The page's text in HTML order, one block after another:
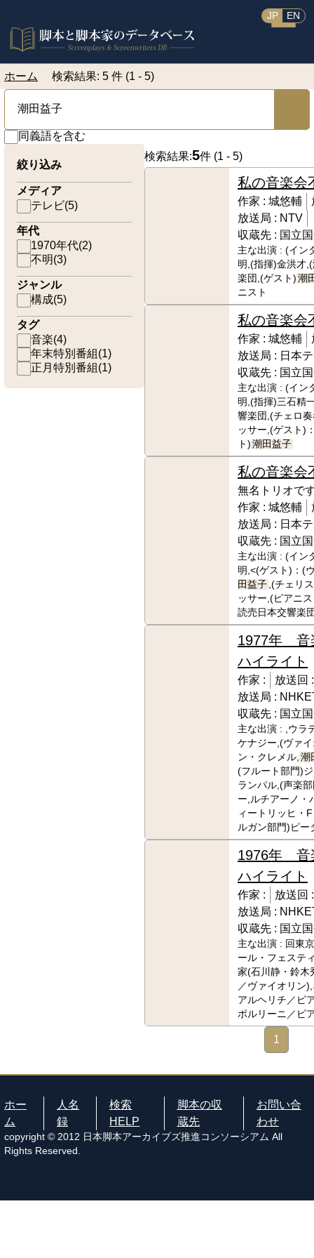
JP EN
ホーム 検索結果: 5 件 (1 - 5)
同義語を含む
絞り込み
メディア
テレビ(5)
年代
1970年代(2)
不明(3)
ジャンル
構成(5)
タグ
音楽(4)
年末特別番組(1)
正月特別番組(1)
検索結果:5件 (1 - 5)
私の音楽会
作家 : 城悠輔
放送局 : NTV
収蔵先 : 国立
主な出演 : (イン
明,(指揮)金洪才
楽団,(ゲスト) 潮
ニスト
私の音楽会
作家 : 城悠輔
放送局 : 日本
収蔵先 : 国立
主な出演 : (イン
明,(指揮)三石精
響楽団,(チェロ
ッサー,(ゲスト)
ト) 潮田益子
私の音楽会
無名トリオで
作家 : 城悠輔
放送局 : 日本
収蔵先 : 国立
主な出演 : (イン
明,<(ゲスト)：(
田益子 ,(チェリ
ッサー,(ピアニ
読売日本交響楽
1977年 音
ハイライト
作家 :
放送回 :
放送局 :
収蔵先 : 国立
主な出演 :
,ウラ
ケナジー,(ヴァ
ン・クレメル, 潮
(フルート部門)
ランパル,(声楽
ー,ルチアーノ・
ィートリッヒ・
ルガン部門)ピー
1976年 音
ハイライト
作家 :
放送回 :
放送局 :
収蔵先 : 国立
主な出演 : 回東
ール・フェステ
家(石川静・鈴木
／ヴァイオリン
アルヘリチ／ピ
ポルリーニ／ピ
1
ホー
ム
人名
録
検索
HELP
脚本の収
蔵先
お問い合
わせ
copyright © 2012 日本脚本アーカイブズ推進コンソーシアム All
Rights Reserved.